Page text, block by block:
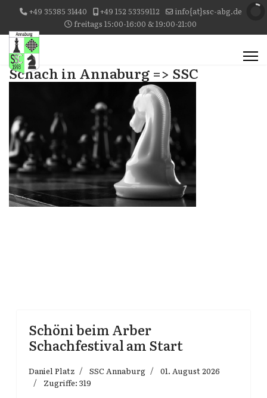
+49 35385 31440 +49 152 53359112
info{at}ssc-abg.de
freitags 15:00-16:00 & 19:00-21:00
Schach in Annaburg => SSC
Schöni beim Arber
Schachfestival am Start
Daniel Platz SSC Annaburg
01. August 2026
Zugriffe: 319